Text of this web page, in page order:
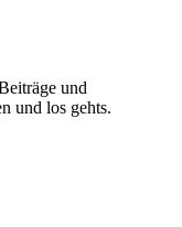
und
und los gehts.